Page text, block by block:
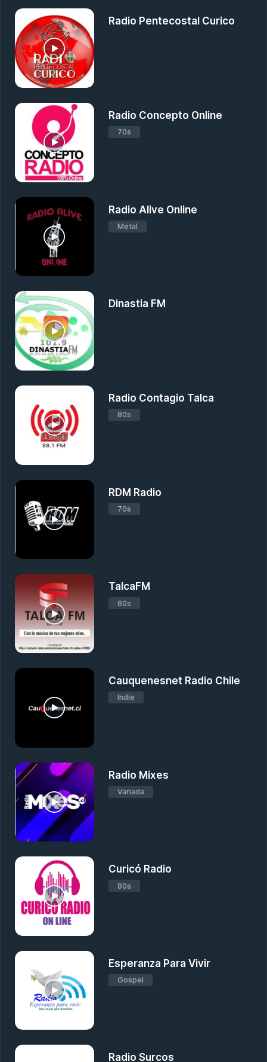
Radio Pentecostal Curico
Radio Concepto Online
70s
Radio Alive Online
Metal
Dinastia FM
Radio Contagio Talca
80s
RDM Radio
70s
TalcaFM
60s
Cauquenesnet Radio Chile
Indie
Radio Mixes
Variada
Curicó Radio
80s
Esperanza Para Vivir
Gospel
Radio Surcos